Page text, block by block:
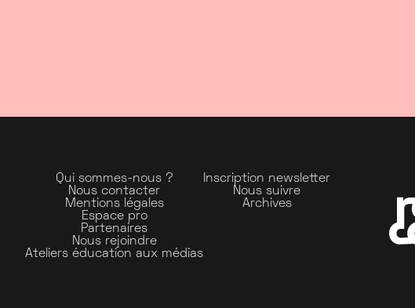
Qui sommes-nous ?
Nous contacter
Mentions légales
Espace pro
Partenaires
Nous rejoindre
Ateliers éducation aux médias
Inscription newsletter
Nous suivre
Archives